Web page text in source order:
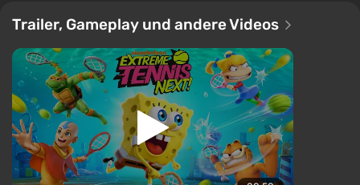
Trailer, Gameplay und andere Videos